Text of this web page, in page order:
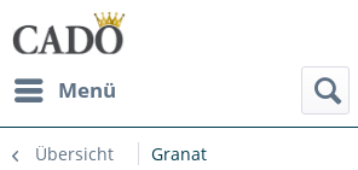
Menü
Übersicht Granat